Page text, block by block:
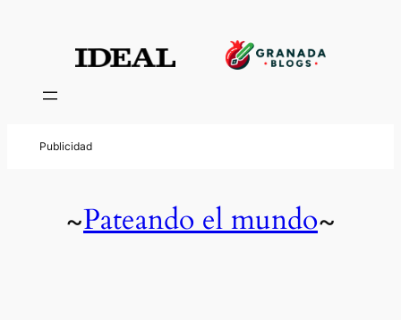
contenido
~Pateando el mundo~